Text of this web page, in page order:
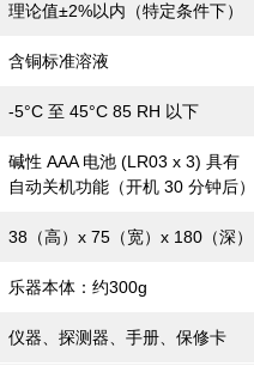
理论值±2%以内（特定条件下）
含铜标准溶液
-5°C 至 45°C 85 RH 以下
碱性 AAA 电池 (LR03 x 3) 具有
自动关机功能（开机 30 分钟后）
38（高）x 75（宽）x 180（深）
乐器本体：约300g
仪器、探测器、手册、保修卡